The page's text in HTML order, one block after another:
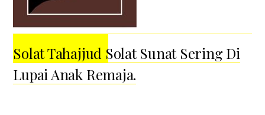
Solat Tahajjud Solat Sunat Sering Di
Lupai Anak Remaja.